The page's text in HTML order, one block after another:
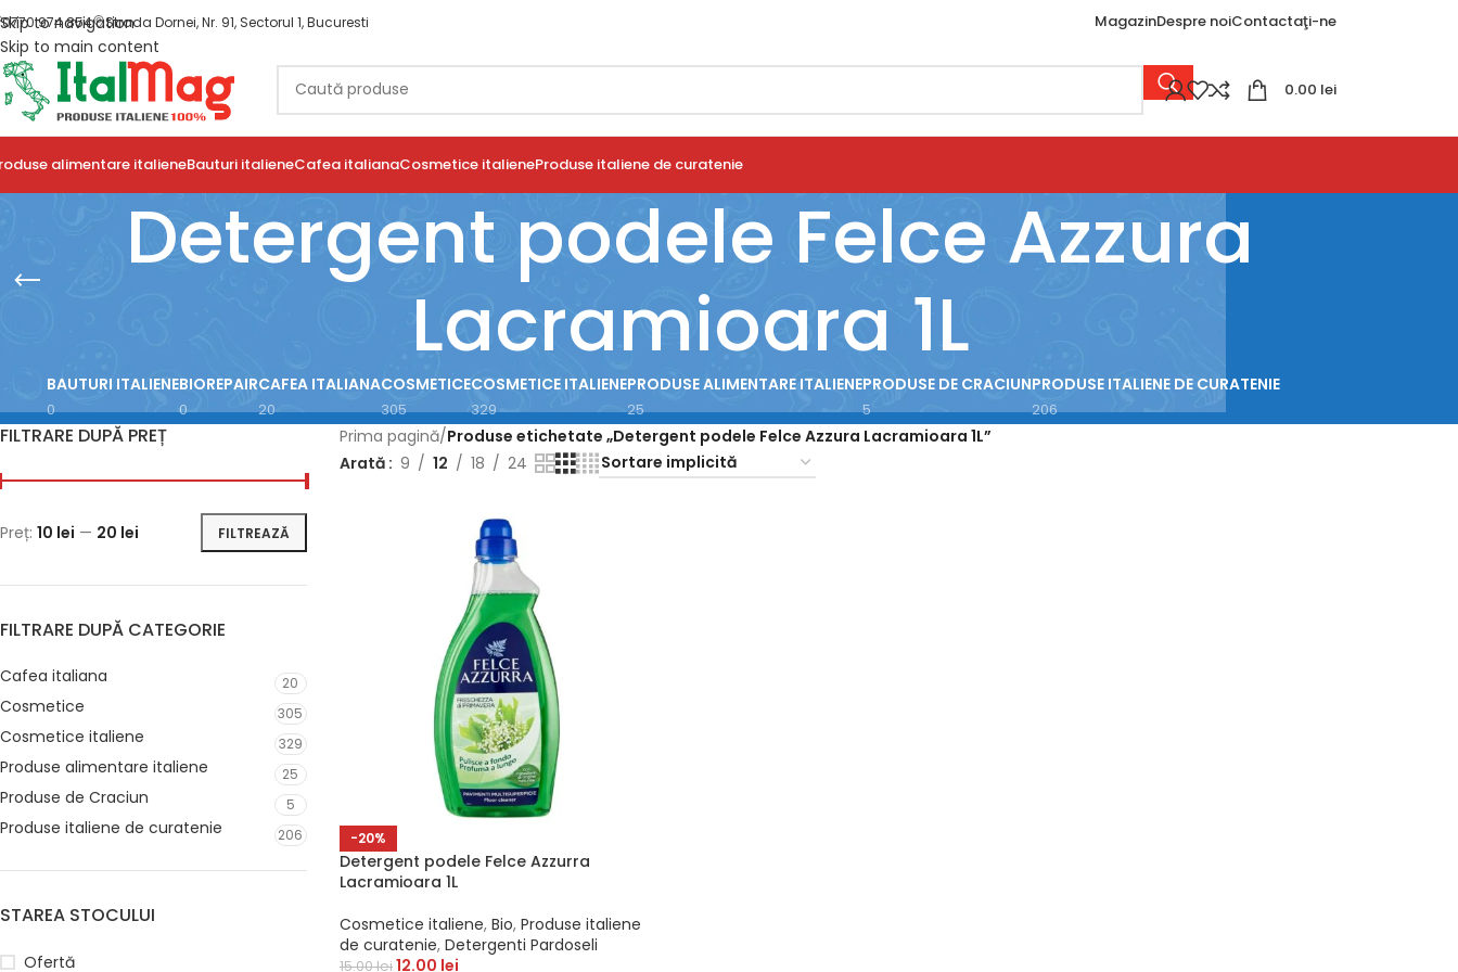
Skip to navigation
Skip to main content
0770 974 854 Strada Dornei, Nr. 91, Sectorul 1, Bucuresti MagazinDespre noiContactaţi-ne
0.00 lei
alimentare italieneBauturi italieneCafea italianaCosmetice italieneProduse italiene de curatenie
Detergent podele Felce Azzura
Lacramioara 1L
BAUTURI ITALIENE
0
BIOREPAIR
0
CAFEA ITALIANA
20
COSMETICE
305
COSMETICE ITALIENE
329
PRODUSE ALIMENTARE ITALIENE
25
PRODUSE DE CRACIUN
5
PRODUSE ITALIENE DE CURATENIE
206
FILTRARE DUPĂ PREȚ
FILTREAZĂ
Preț: 10 lei — 20 lei
FILTRARE DUPĂ CATEGORIE
Cafea italiana 20
Cosmetice 305
Cosmetice italiene 329
Produse alimentare italiene 25
Produse de Craciun 5
Produse italiene de curatenie 206
STAREA STOCULUI
Ofertă
Prima pagină/Produse etichetate „Detergent podele Felce Azzura Lacramioara 1L”
Arată
9 12 18 24
-20%
Detergent podele Felce Azzurra
Lacramioara 1L
Cosmetice italiene, Bio, Produse italiene
de curatenie, Detergenti Pardoseli
15.00lei12.00 lei